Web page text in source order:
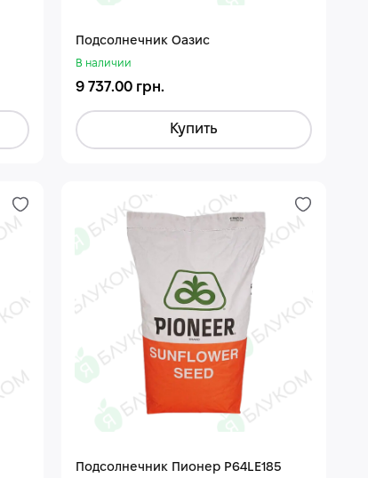
Подсолнечник Оазис
В наличии
9 737.00 грн.
Купить
Подсолнечник Пионер P64LE185